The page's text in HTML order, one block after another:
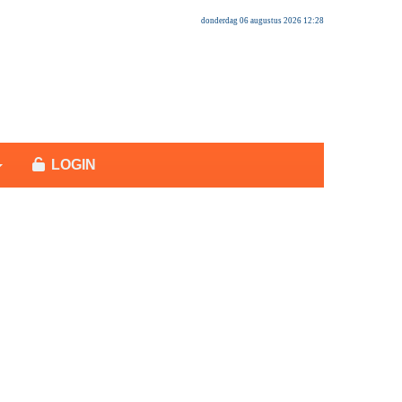
donderdag 06 augustus 2026 12:28
LOGIN